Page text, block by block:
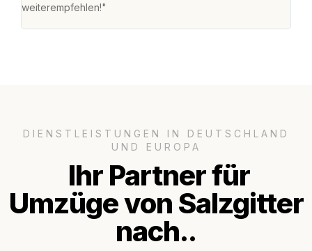
weiterempfehlen!"
DIENSTLEISTUNGEN IN DEUTSCHLAND
UND EUROPA
Ihr Partner für
Umzüge von Salzgitter
nach..